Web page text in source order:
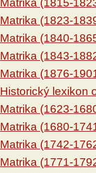
Matrika (1815-
Matrika (1823-
Matrika (1840-
Matrika (1843-
Matrika (1876-
Historický lexikon
Matrika (1623-
Matrika (1680-
Matrika (1742-
Matrika (1771-